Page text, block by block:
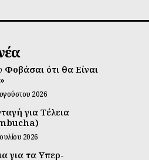
Φοβάσαι ότι θα Είναι
2026
για Τέλεια
2026
για τα Υπερ-